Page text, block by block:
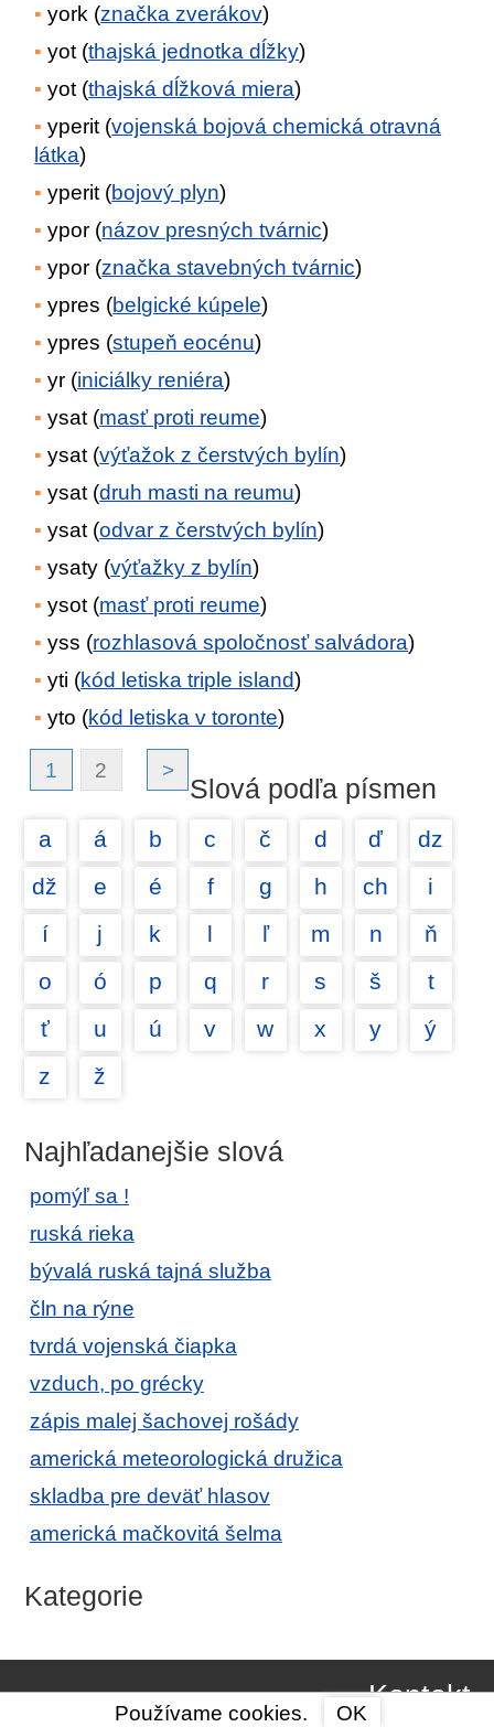
york (značka zverákov)
yot (thajská jednotka dĺžky)
yot (thajská dĺžková miera)
yperit (vojenská bojová chemická otravná
látka)
yperit (bojový plyn)
ypor (názov presných tvárnic)
ypor (značka stavebných tvárnic)
ypres (belgické kúpele)
ypres (stupeň eocénu)
yr (iniciálky reniéra)
ysat (masť proti reume)
ysat (výťažok z čerstvých bylín)
ysat (druh masti na reumu)
ysat (odvar z čerstvých bylín)
ysaty (výťažky z bylín)
ysot (masť proti reume)
yss (rozhlasová spoločnosť salvádora)
yti (kód letiska triple island)
yto (kód letiska v toronte)
1 2 >
Slová podľa písmen
a á b c č d ď
dz
dž
e é f g h ch
i
í
j k l ľ m n
ň
o
ó p q r s š
t
ť
u ú v w x y
ý
z
ž
Najhľadanejšie slová
pomýľ sa !
ruská rieka
bývalá ruská tajná služba
čln na rýne
tvrdá vojenská čiapka
vzduch, po grécky
zápis malej šachovej rošády
americká meteorologická družica
skladba pre deväť hlasov
americká mačkovitá šelma
Kategorie
Kontakt
Používame cookies. OK